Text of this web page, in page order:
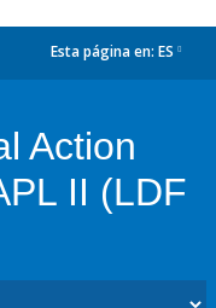
Esta página en: ES
Action
II (LDF